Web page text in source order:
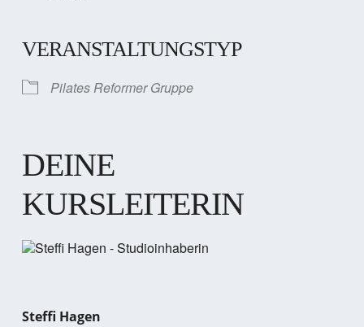
VERANSTALTUNGSTYP
Pilates Reformer Gruppe
DEINE
KURSLEITERIN
Steffi Hagen